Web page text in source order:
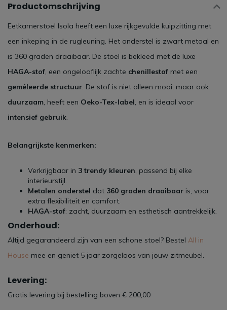
Productomschrijving
Eetkamerstoel Isola heeft een luxe rijkgevulde kuipzitting met
een inkeping in de rugleuning. Het onderstel is zwart metaal en
is 360 graden draaibaar. De stoel is bekleed met de luxe
HAGA-stof, een ongelooflijk zachte chenillestof met een
gemêleerde structuur. De stof is niet alleen mooi, maar ook
duurzaam, heeft een Oeko-Tex-label, en is ideaal voor
intensief gebruik.
Belangrijkste kenmerken:
Verkrijgbaar in 3 trendy kleuren, passend bij elke
interieurstijl.
Metalen onderstel dat 360 graden draaibaar is, voor
extra flexibiliteit en comfort.
HAGA-stof: zacht, duurzaam en esthetisch aantrekkelijk.
Onderhoud:
Altijd gegarandeerd zijn van een schone stoel? Bestel All in
House mee en geniet 5 jaar zorgeloos van jouw zitmeubel.
Levering:
Gratis levering bij bestelling boven € 200,00